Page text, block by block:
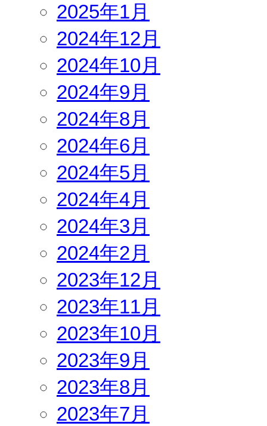
2025年1月
2024年12月
2024年10月
2024年9月
2024年8月
2024年6月
2024年5月
2024年4月
2024年3月
2024年2月
2023年12月
2023年11月
2023年10月
2023年9月
2023年8月
2023年7月